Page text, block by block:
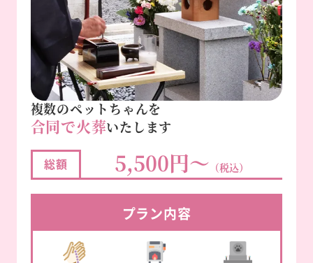
複数のペットちゃんを
合同で火葬いたします
総額 5,500円～ （税込）
プラン内容